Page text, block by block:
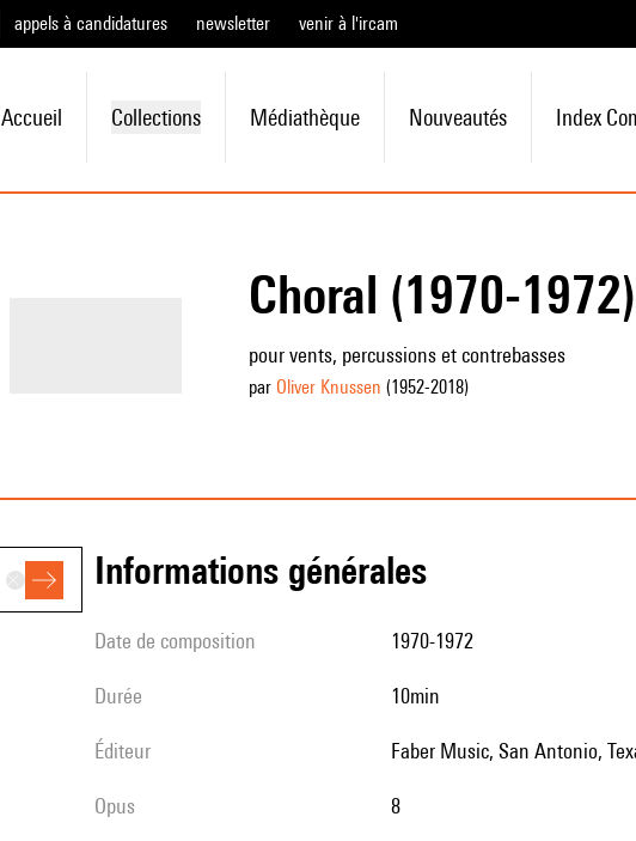
appels à candidatures newsletter venir à l'ircam
Accueil Collections Médiathèque Nouveautés Index
Choral (1970-1972)
pour vents, percussions et contrebasses
par Oliver Knussen (1952-2018)
informations générales
date de composition 1970-1972
durée 10min
éditeur Faber Music, San Antonio,
Opus 8